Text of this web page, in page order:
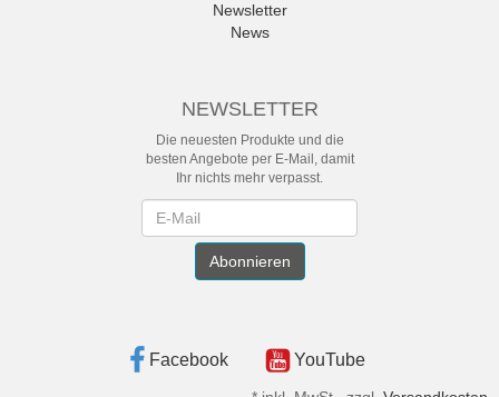
Newsletter
News
NEWSLETTER
Die neuesten Produkte und die
besten Angebote per E-Mail, damit
Ihr nichts mehr verpasst.
Abonnieren
Facebook YouTube